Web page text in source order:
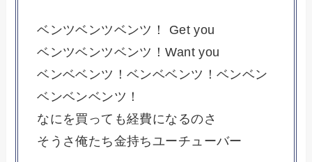
ベンツベンツベンツ！ Get you
ベンツベンツベンツ！Want you
ベンベベンツ！ベンベベンツ！ベンベン
ベンベンベンツ！
なにを買っても経費になるのさ
そうさ俺たち金持ちユーチューバー